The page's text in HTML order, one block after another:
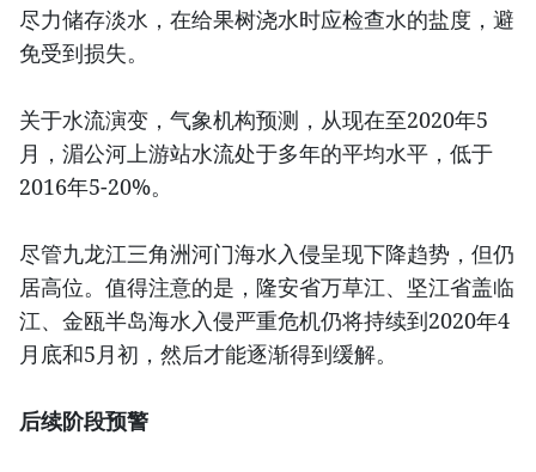
尽力储存淡水，在给果树浇水时应检查水的盐度，避
免受到损失。
关于水流演变，气象机构预测，从现在至2020年5
月，湄公河上游站水流处于多年的平均水平，低于
2016年5-20%。
尽管九龙江三角洲河门海水入侵呈现下降趋势，但仍
居高位。值得注意的是，隆安省万草江、坚江省盖临
江、金瓯半岛海水入侵严重危机仍将持续到2020年4
月底和5月初，然后才能逐渐得到缓解。
后续阶段预警